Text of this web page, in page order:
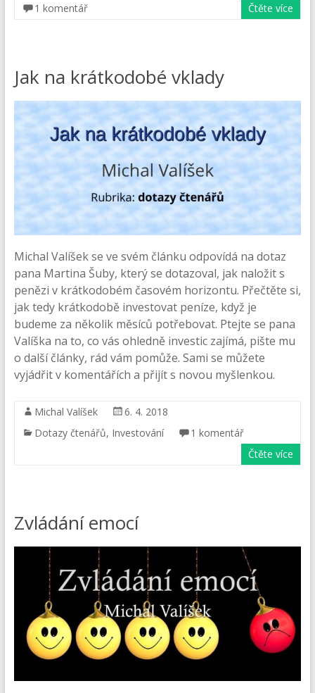
1 komentář
Čtěte více
Jak na krátkodobé vklady
Michal Valíšek se ve svém článku odpovídá na dotaz
pana Martina Šuby, který se dotazoval, jak naložit s
penězi v krátkodobém časovém horizontu. Přečtěte si,
jak tedy krátkodobě investovat peníze, když je
budeme za několik měsíců potřebovat. Ptejte se pana
Valíška na to, co vás ohledně investic zajímá, pište mu
o další články, rád vám pomůže. Sami se můžete
vyjádřit v komentářích a přijít s novou myšlenkou.
Michal Valíšek
6. 4. 2018
Dotazy čtenářů, Investování
1 komentář
Čtěte více
Zvládání emocí